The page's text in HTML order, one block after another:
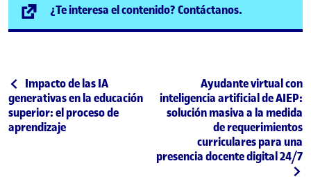
¿Te interesa el contenido? Contáctanos.
Post navigation
Publicación anterior
Impacto de las IA
generativas en la educación
superior: el proceso de
aprendizaje
Siguiente publicación
Ayudante virtual con
inteligencia artificial de AIEP:
solución masiva a la medida
de requerimientos
curriculares para una
presencia docente digital 24/7